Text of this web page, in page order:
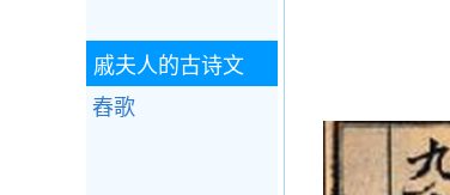
戚夫人的古诗文
舂歌